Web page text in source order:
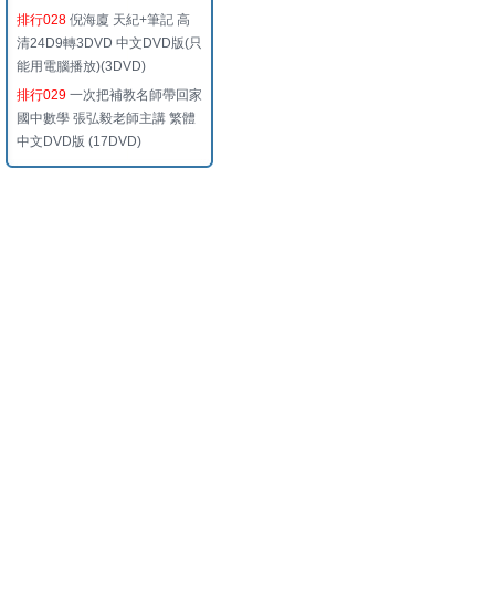
排行028 倪海廈 天紀+筆記 高
清24D9轉3DVD 中文DVD版(只
能用電腦播放)(3DVD)
排行029 一次把補教名師帶回家
國中數學 張弘毅老師主講 繁體
中文DVD版 (17DVD)